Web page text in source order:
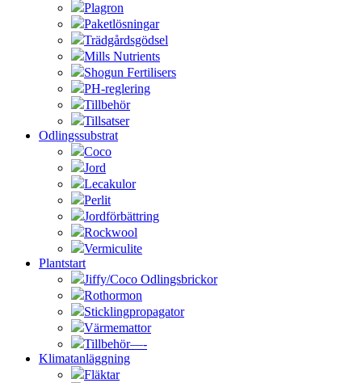
Plagron
Paketlösningar
Trädgårdsgödsel
Mills Nutrients
Shogun Fertilisers
PH-reglering
Tillbehör
Tillsatser
Odlingssubstrat
Coco
Jord
Lecakulor
Perlit
Jordförbättring
Rockwool
Vermiculite
Plantstart
Jiffy/Coco Odlingsbrickor
Rothormon
Sticklingpropagator
Värmemattor
Tillbehör—-
Klimatanläggning
Fläktar